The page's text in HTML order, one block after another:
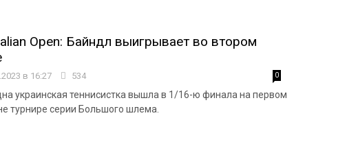
Open: Байндл выигрывает во втором
в 16:27 534 0
украинская теннисистка вышла в 1/16-ю финала на первом
турнире серии Большого шлема.